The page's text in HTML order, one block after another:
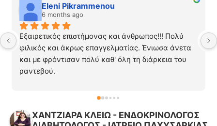
Eleni Pikrammenou
6 months ago
Εξαιρετικός επιστήμονας και άνθρωπος!!! Πολύ
φιλικός και άκρως επαγγελματίας. Ένιωσα άνετα
και με φρόντισαν πολύ καθ' όλη τη διάρκεια του
ραντεβού.
σύγχρονα μηχανήματα. Ο γιατρός μου εξήγησε τα
συνέβαινε και μου έδωσε πρακτικές συμβουλές για
ΧΑΝΤΖΙΑΡΑ ΚΛΕΙΩ - ΕΝΔΟΚΡΙΝΟΛΟΓΟΣ